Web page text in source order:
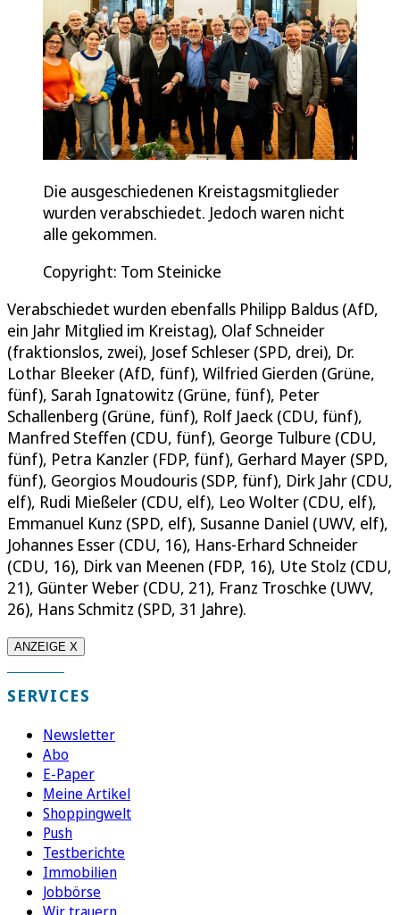
Die ausgeschiedenen Kreistagsmitglieder
wurden verabschiedet. Jedoch waren nicht
alle gekommen.
Copyright: Tom Steinicke
Verabschiedet wurden ebenfalls Philipp Baldus (AfD,
ein Jahr Mitglied im Kreistag), Olaf Schneider
(fraktionslos, zwei), Josef Schleser (SPD, drei), Dr.
Lothar Bleeker (AfD, fünf), Wilfried Gierden (Grüne,
fünf), Sarah Ignatowitz (Grüne, fünf), Peter
Schallenberg (Grüne, fünf), Rolf Jaeck (CDU, fünf),
Manfred Steffen (CDU, fünf), George Tulbure (CDU,
fünf), Petra Kanzler (FDP, fünf), Gerhard Mayer (SPD,
fünf), Georgios Moudouris (SDP, fünf), Dirk Jahr (CDU,
elf), Rudi Mießeler (CDU, elf), Leo Wolter (CDU, elf),
Emmanuel Kunz (SPD, elf), Susanne Daniel (UWV, elf),
Johannes Esser (CDU, 16), Hans-Erhard Schneider
(CDU, 16), Dirk van Meenen (FDP, 16), Ute Stolz (CDU,
21), Günter Weber (CDU, 21), Franz Troschke (UWV,
26), Hans Schmitz (SPD, 31 Jahre).
ANZEIGE X
SERVICES
Newsletter
Abo
E-Paper
Meine Artikel
Shoppingwelt
Push
Testberichte
Immobilien
Jobbörse